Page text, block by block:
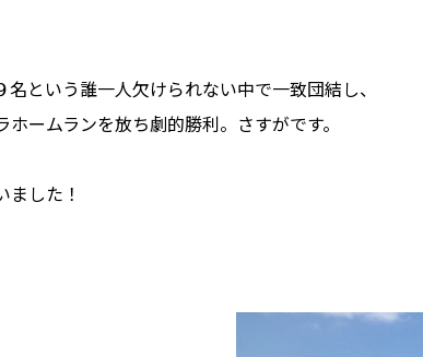
という誰一人欠けられない中で一致団結し、
ームランを放ち劇的勝利。さすがです。
した！